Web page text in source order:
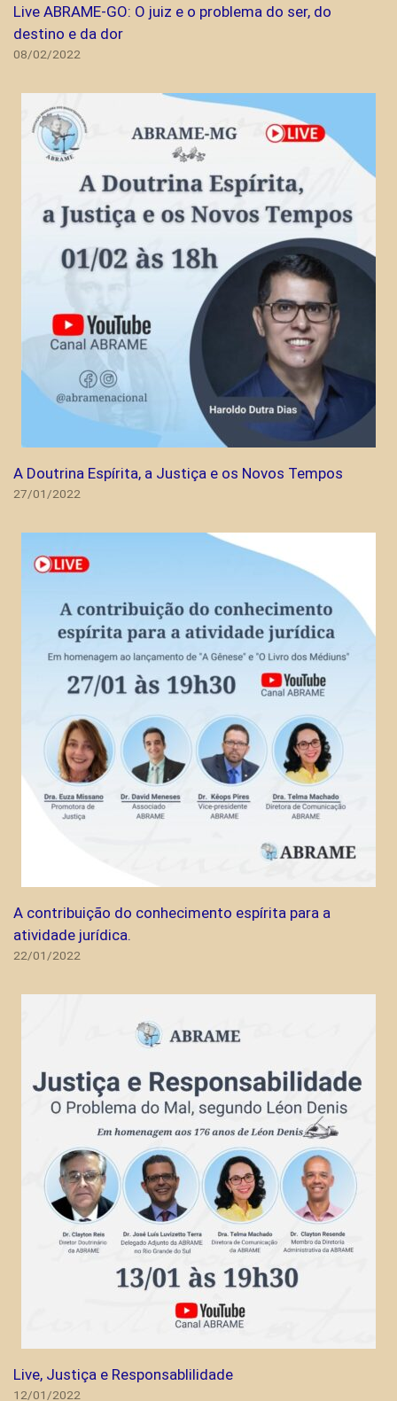
Live ABRAME-GO: O juiz e o problema do ser, do
destino e da dor
08/02/2022
A Doutrina Espírita, a Justiça e os Novos Tempos
27/01/2022
A contribuição do conhecimento espírita para a
atividade jurídica.
22/01/2022
Live, Justiça e Responsablilidade
12/01/2022